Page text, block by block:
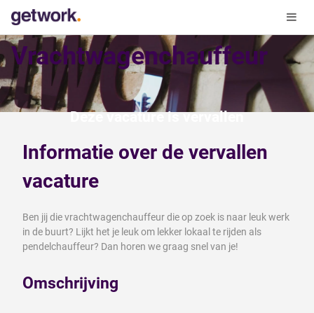
Vrachtwagenchauffeur
Deze vacature is vervallen
Informatie over de vervallen
vacature
Ben jij die vrachtwagenchauffeur die op zoek is naar leuk werk
in de buurt? Lijkt het je leuk om lekker lokaal te rijden als
pendelchauffeur? Dan horen we graag snel van je!
Omschrijving